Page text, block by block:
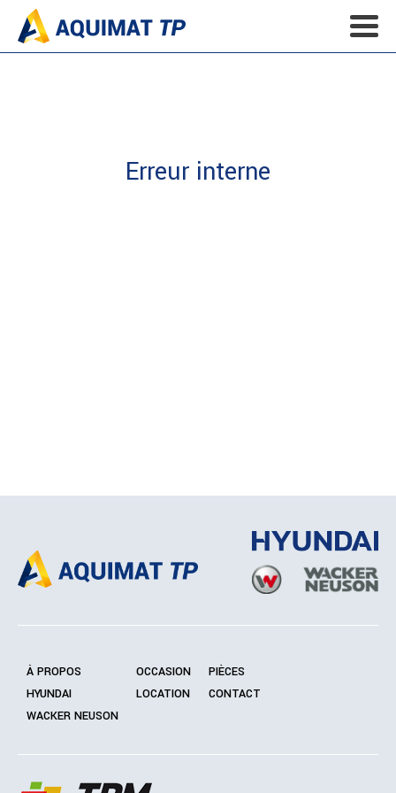
Erreur interne
À PROPOS
HYUNDAI
WACKER NEUSON
OCCASION
LOCATION
PIÈCES
CONTACT